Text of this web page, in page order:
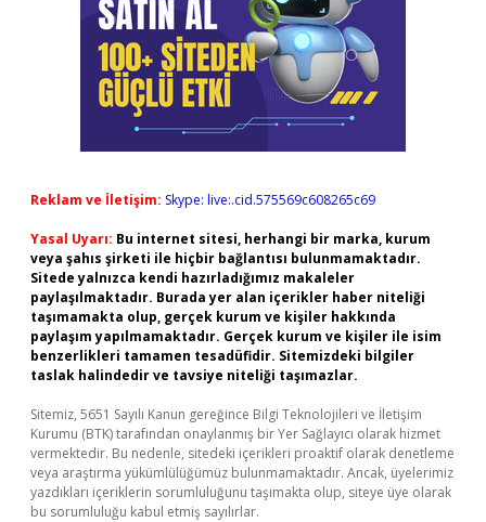
Reklam ve İletişim: Skype: live:.cid.575569c608265c69
Yasal Uyarı: Bu internet sitesi, herhangi bir marka, kurum
veya şahıs şirketi ile hiçbir bağlantısı bulunmamaktadır.
Sitede yalnızca kendi hazırladığımız makaleler
paylaşılmaktadır. Burada yer alan içerikler haber niteliği
taşımamakta olup, gerçek kurum ve kişiler hakkında
paylaşım yapılmamaktadır. Gerçek kurum ve kişiler ile isim
benzerlikleri tamamen tesadüfidir. Sitemizdeki bilgiler
taslak halindedir ve tavsiye niteliği taşımazlar.
Sitemiz, 5651 Sayılı Kanun gereğince Bilgi Teknolojileri ve İletişim
Kurumu (BTK) tarafından onaylanmış bir Yer Sağlayıcı olarak hizmet
vermektedir. Bu nedenle, sitedeki içerikleri proaktif olarak denetleme
veya araştırma yükümlülüğümüz bulunmamaktadır. Ancak, üyelerimiz
yazdıkları içeriklerin sorumluluğunu taşımakta olup, siteye üye olarak
bu sorumluluğu kabul etmiş sayılırlar.